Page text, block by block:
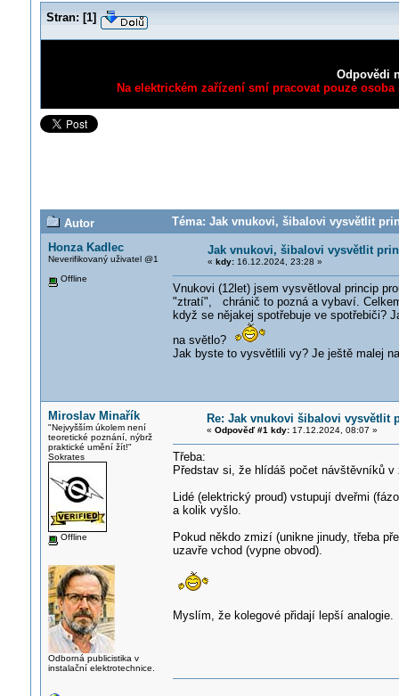
Stran: [1]
Odpovědi
Na elektrickém zařízení smí pracovat pouze
Autor
Téma: Jak vnukovi, šibalovi vysvětlit
Honza Kadlec
Neverifikovaný uživatel @1
Offline
Jak vnukovi, šibalovi vysvětlit
« kdy:16.12.2024, 23:28 »
Vnukovi (12let) jsem vysvětloval princip
"ztratí", chránič to pozná a vybaví.
když se nějakej spotřebuje ve spotřebiči?
na světlo?
Jak byste to vysvětlili vy? Je ještě malej
Miroslav Minařík
"Nejvyšším úkolem není
teoretické poznání, nýbrž
praktické umění žít!"
Sokrates
Offline
Odborná publicistika v
instalační elektrotechnice.
Re: Jak vnukovi šibalovi vysvětlit
« Odpověď #1 kdy:17.12.2024, 08:07 »
Třeba:
Představ si, že hlídáš počet návštěvníků v
Lidé (elektrický proud) vstupují dveřmi
a kolik vyšlo.
Pokud někdo zmizí (unikne jinudy, třeba
uzavře vchod (vypne obvod).
Myslím, že kolegové přidají lepší analogie.